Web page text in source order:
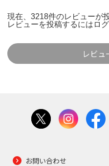
現在、3218件のレビューが
レビューを投稿するには ロ
レビュ
お問い合わせ